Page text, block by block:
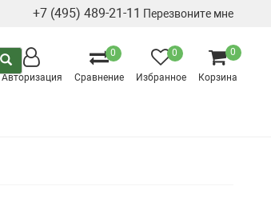
+7 (495) 489-21-11 Перезвоните мне
Авторизация
0
Сравнение
0
Избранное
0
Корзина